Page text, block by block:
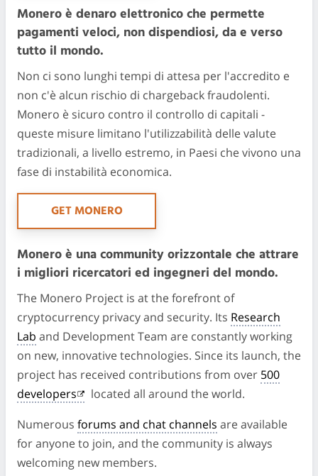
Monero è denaro elettronico che permette
pagamenti veloci, non dispendiosi, da e verso
tutto il mondo.
Non ci sono lunghi tempi di attesa per l'accredito e
non c'è alcun rischio di chargeback fraudolenti.
Monero è sicuro contro il controllo di capitali -
queste misure limitano l'utilizzabilità delle valute
tradizionali, a livello estremo, in Paesi che vivono una
fase di instabilità economica.
GET MONERO
Monero è una community orizzontale che attrare
i migliori ricercatori ed ingegneri del mondo.
The Monero Project is at the forefront of
cryptocurrency privacy and security. Its Research
Lab and Development Team are constantly working
on new, innovative technologies. Since its launch, the
project has received contributions from over 500
developers
located all around the world.
Numerous forums and chat channels are available
for anyone to join, and the community is always
welcoming new members.